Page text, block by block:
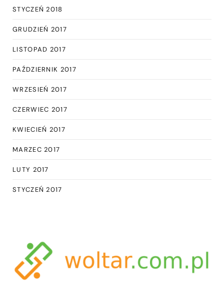
STYCZEŃ 2018
GRUDZIEŃ 2017
LISTOPAD 2017
PAŹDZIERNIK 2017
WRZESIEŃ 2017
CZERWIEC 2017
KWIECIEŃ 2017
MARZEC 2017
LUTY 2017
STYCZEŃ 2017